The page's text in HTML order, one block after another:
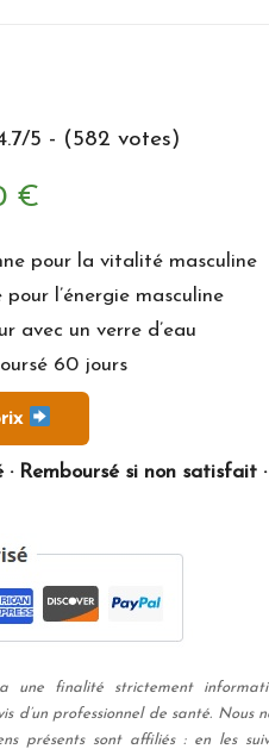
5 - (582 votes)
€.
€
prix
actuel
est :
49,00 €.
pour la vitalité masculine
l’énergie masculine
avec un verre d’eau
60 jours
· Remboursé si non satisfait ·
une finalité strictement
d’un professionnel de santé. Nous
présents sont affiliés : en les